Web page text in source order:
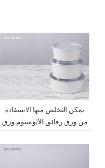
يمكن التخلص منها الاستفادة
من ورق رقائق الألومنيوم ورق